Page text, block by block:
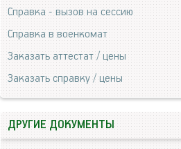
Справка - вызов на сессию
Справка в военкомат
Заказать аттестат / цены
Заказать справку / цены
ДРУГИЕ ДОКУМЕНТЫ